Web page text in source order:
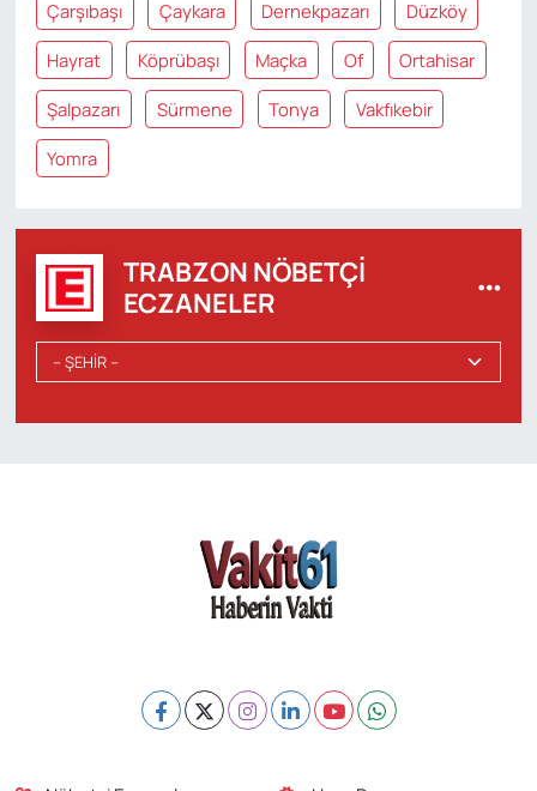
Çarşıbaşı Çaykara Dernekpazarı Düzköy
Hayrat Köprübaşı Maçka Of Ortahisar
Şalpazarı Sürmene Tonya Vakfıkebir
Yomra
TRABZON NÖBETÇI
ECZANELER